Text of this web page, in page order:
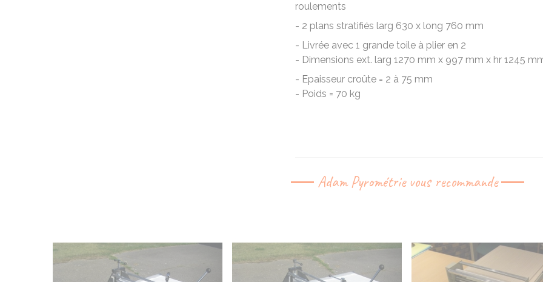
roulements
- 2 plans stratifiés larg 630 x long 760 mm
- Livrée avec 1 grande toile à plier en 2
- Dimensions ext. larg 1270 mm x 997 mm x hr 1245
- Epaisseur croûte = 2 à 75 mm
- Poids = 70 kg
Adam Pyrométrie vous recommande